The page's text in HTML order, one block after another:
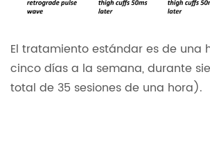
El tratamiento estándar es de una
cinco días a la semana, durante
total de 35 sesiones de una hora).